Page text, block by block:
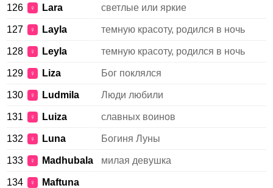
126 ♀ Lara светлые или яркие
127 ♀ Layla темную красоту, родился в ночь
128 ♀ Leyla темную красоту, родился в ночь
129 ♀ Liza Бог поклялся
130 ♀ Ludmila Люди любили
131 ♀ Luiza славных воинов
132 ♀ Luna Богиня Луны
133 ♀ Madhubala милая девушка
134 ♀ Maftuna